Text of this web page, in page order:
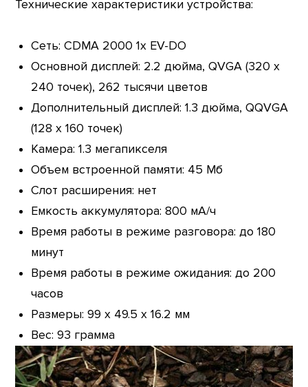
Технические характеристики устройства:
Сеть: CDMA 2000 1x EV-DO
Основной дисплей: 2.2 дюйма, QVGA (320 x
240 точек), 262 тысячи цветов
Дополнительный дисплей: 1.3 дюйма, QQVGA
(128 х 160 точек)
Камера: 1.3 мегапикселя
Объем встроенной памяти: 45 Мб
Слот расширения: нет
Емкость аккумулятора: 800 мА/ч
Время работы в режиме разговора: до 180
минут
Время работы в режиме ожидания: до 200
часов
Размеры: 99 x 49.5 x 16.2 мм
Вес: 93 грамма